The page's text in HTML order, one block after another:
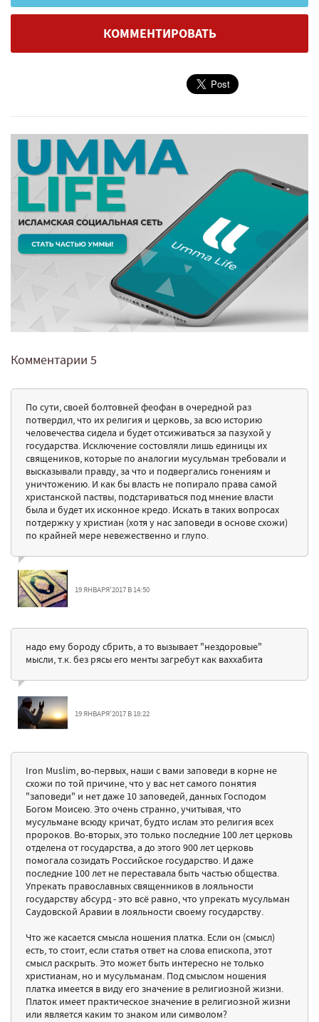
КОММЕНТИРОВАТЬ
Комментарии 5
По сути, своей болтовней феофан в очередной раз
потвердил, что их религия и церковь, за всю историю
человечества сидела и будет отсиживаться за пазухой у
государства. Исключение состовляли лишь единицы их
священиков, которые по аналогии мусульман требовали и
высказывали правду, за что и подвергались гонениям и
уничтожению. И как бы власть не попирало права самой
христанской паствы, подстариваться под мнение власти
была и будет их исконное кредо. Искать в таких вопросах
потдержку у христиан (хотя у нас заповеди в основе схожи)
по крайней мере невежественно и глупо.
19 ЯНВАРЯ'2017 В 14:50
надо ему бороду сбрить, а то вызывает "нездоровые"
мысли, т.к. без рясы его менты загребут как ваххабита
19 ЯНВАРЯ'2017 В 18:22
Iron Muslim, во-первых, наши с вами заповеди в корне не
схожи по той причине, что у вас нет самого понятия
"заповеди" и нет даже 10 заповедей, данных Господом
Богом Моисею. Это очень странно, учитывая, что
мусульмане всюду кричат, будто ислам это религия всех
пророков. Во-вторых, это только последние 100 лет церковь
отделена от государства, а до этого 900 лет церковь
помогала созидать Российское государство. И даже
последние 100 лет не переставала быть частью общества.
Упрекать православных священников в лояльности
государству абсурд - это всё равно, что упрекать мусульман
Саудовской Аравии в лояльности своему государству.
Что же касается смысла ношения платка. Если он (смысл)
есть, то стоит, если статья ответ на слова епископа, этот
смысл раскрыть. Это может быть интересно не только
христианам, но и мусульманам. Под смыслом ношения
платка имеется в виду его значение в религиозной жизни.
Платок имеет практическое значение в религиозной жизни
или является каким то знаком или символом?